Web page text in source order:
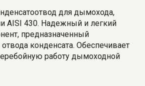
для дымохода,
AISI 430. Надежный и легкий
предназначенный
конденсата. Обеспечивает
работу дымоходной